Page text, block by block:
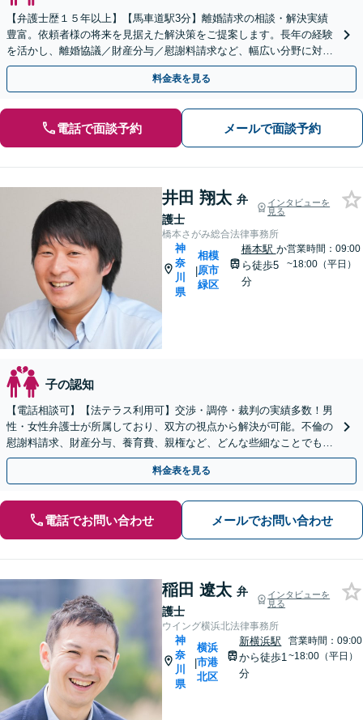
【弁護士歴１５年以上】【馬車道駅3分】離婚請求の相談・解決実績
豊富。依頼者様の将来を見据えた解決策をご提案します。長年の経験
を活かし、離婚協議／財産分与／慰謝料請求など、幅広い分野に対
応。【Web相談可】
料金表を見る
電話で面談予約 メールで面談予約
井田 翔太 弁
護士
インタビューを
見る
橋本さがみ総合法律事務所
神
奈
川
県
|
相模
原市
緑区
橋本駅 か
ら徒歩5
分
営業時間：09:00
~18:00（平日）
子の認知
【電話相談可】【法テラス利用可】交渉・調停・裁判の実績多数！男
性・女性弁護士が所属しており、双方の視点から解決が可能。不倫の
慰謝料請求、財産分与、養育費、親権など、どんな些細なことでもお
気軽にご相談ください【休日・夜間面談可】【橋本駅6分】
料金表を見る
電話でお問い合わせ メールでお問い合わせ
稲田 遼太 弁
護士
インタビューを
見る
ウイング横浜北法律事務所
神
奈
川
県
|
横浜
市港
北区
新横浜駅
から徒歩1
分
営業時間：09:00
~18:00（平日）